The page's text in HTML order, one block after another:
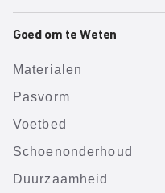
Goed om te Weten
Materialen
Pasvorm
Voetbed
Schoenonderhoud
Duurzaamheid